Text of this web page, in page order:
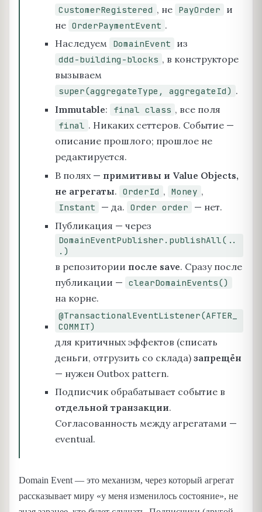
CustomerRegistered , не PayOrder
и
не OrderPaymentEvent .
Наследуем DomainEvent из
ddd-building-blocks , в конструкторе
вызываем
super(aggregateType, aggregateId) .
Immutable: final class , все поля
final . Никаких сеттеров. Событие —
описание прошлого; прошлое не
редактируется.
В полях — примитивы и Value Objects,
не агрегаты. OrderId , Money ,
Instant — да. Order order
— нет.
Публикация — через
DomainEventPublisher.publishAll(..
.)
в репозитории после save. Сразу после
публикации — clearDomainEvents()
на корне.
@TransactionalEventListener(AFTER_
COMMIT)
для критичных эффектов (списать
деньги, отгрузить со склада) запрещён
— нужен Outbox pattern.
Подписчик обрабатывает событие в
отдельной транзакции.
Согласованность между агрегатами —
eventual.
Domain Event — это механизм, через который агрегат
рассказывает миру «у меня изменилось состояние», не